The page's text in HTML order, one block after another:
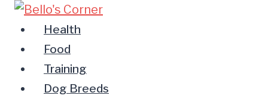
Zum
Inhalt
springen
Health
Food
Training
Dog Breeds